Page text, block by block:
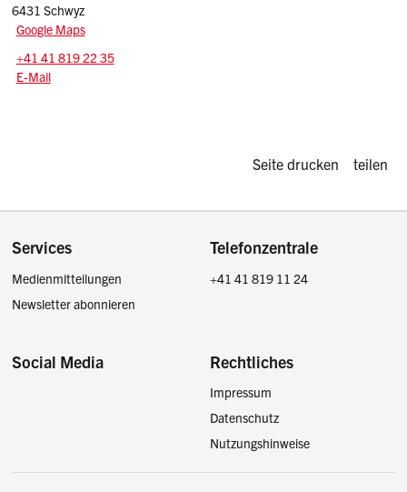
6431 Schwyz
Google Maps
Tel.:
+41 41 819 22 35
E-Mail: schutzbauten
E-Mail
Diese Seite
Seite drucken teilen
Footer
Services
Medienmitteilungen
Newsletter abonnieren
Telefonzentrale
+41 41 819 11 24
Social Media Rechtliches
Impressum
Datenschutz
Nutzungshinweise